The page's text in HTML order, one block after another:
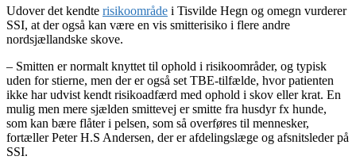
Udover det kendte risikoområde i Tisvilde Hegn og omegn vurderer
SSI, at der også kan være en vis smitterisiko i flere andre
nordsjællandske skove.
– Smitten er normalt knyttet til ophold i risikoområder, og typisk
uden for stierne, men der er også set TBE-tilfælde, hvor patienten
ikke har udvist kendt risikoadfærd med ophold i skov eller krat. En
mulig men mere sjælden smittevej er smitte fra husdyr fx hunde,
som kan bære flåter i pelsen, som så overføres til mennesker,
fortæller Peter H.S Andersen, der er afdelingslæge og afsnitsleder på
SSI.